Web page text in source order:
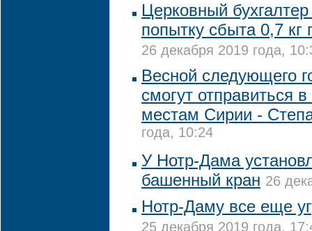
Церковный
попытку сбыта 0,7 кг
26 декабря 2019 года,
Весной следующего
смогут отправиться
местам Сирии -
года, 10:24
У Нотр-Дама
башенный кран 26
Нотр-Даму все еще
25 декабря 2019 года,